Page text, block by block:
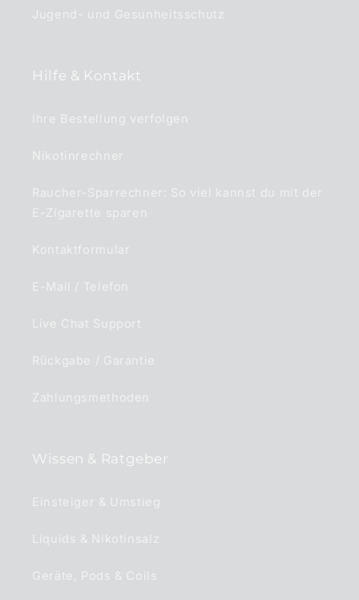
Jugend- und Gesunheitsschutz
Hilfe & Kontakt
Ihre Bestellung verfolgen
Nikotinrechner
Raucher-Sparrechner: So viel kannst du mit der
E-Zigarette sparen
Kontaktformular
E-Mail / Telefon
Live Chat Support
Rückgabe / Garantie
Zahlungsmethoden
Wissen & Ratgeber
Einsteiger & Umstieg
Liquids & Nikotinsalz
Geräte, Pods & Coils